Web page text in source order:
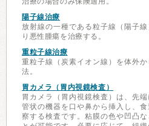
陽子線治療
放射線の一種である粒子線（陽子
り悪性腫瘍を治療する。
重粒子線治療
重粒子線（炭素イオン線）を体外
法。
胃カメラ（胃内視鏡検査）
胃カメラ（胃内視鏡検査）は、先
管状の機器を口や鼻から挿入し、
察する検査です。粘膜の色や凹凸